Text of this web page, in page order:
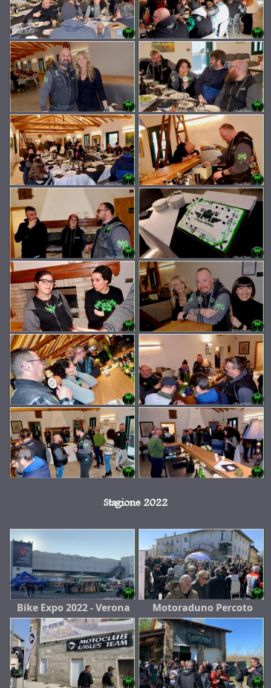
Stagione 2022
Bike Expo 2022 - Verona Motoraduno Percoto